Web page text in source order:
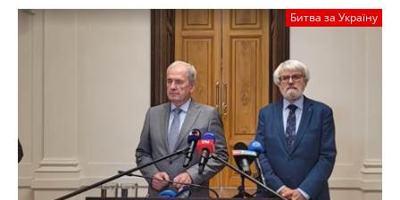
Битва за Україну